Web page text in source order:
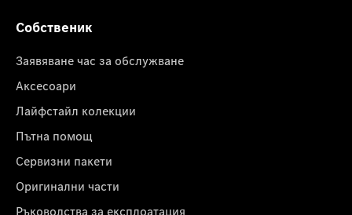
Собственик
Заявяване час за обслужване
Аксесоари
Лайфстайл колекции
Пътна помощ
Сервизни пакети
Оригинални части
Ръководства за експлоатация